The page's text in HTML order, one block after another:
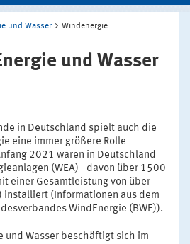
und Wasser Windenergie
und Wasser
in Deutschland spielt auch die
eine immer größere Rolle -
2021 waren in Deutschland
(WEA) - davon über 1500
einer Gesamtleistung von über
installiert (Informationen aus dem
WindEnergie (BWE)).
und Wasser beschäftigt sich im